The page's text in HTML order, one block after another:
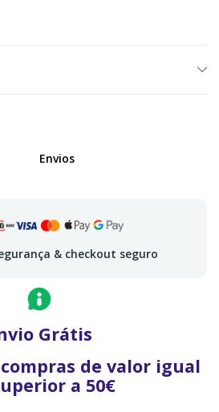
Envios
& checkout seguro
Grátis
de valor igual
a 50€